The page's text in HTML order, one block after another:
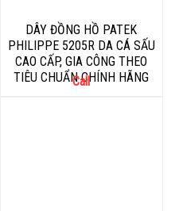
DÂY ĐỒNG HỒ PATEK
PHILIPPE 5205R DA CÁ SẤU
CAO CẤP, GIA CÔNG THEO
TIÊU CHUẨN CHÍNH HÃNG
Call